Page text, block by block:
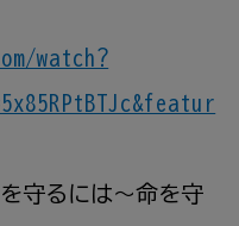
watch?
を守るには～命を守